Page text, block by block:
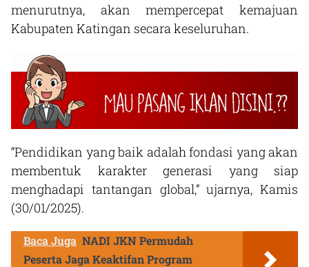
menurutnya, akan mempercepat kemajuan
Kabupaten Katingan secara keseluruhan.
“Pendidikan yang baik adalah fondasi yang akan
membentuk karakter generasi yang siap
menghadapi tantangan global,” ujarnya, Kamis
(30/01/2025).
Baca Juga NADI JKN Permudah
Peserta Jaga Keaktifan Program